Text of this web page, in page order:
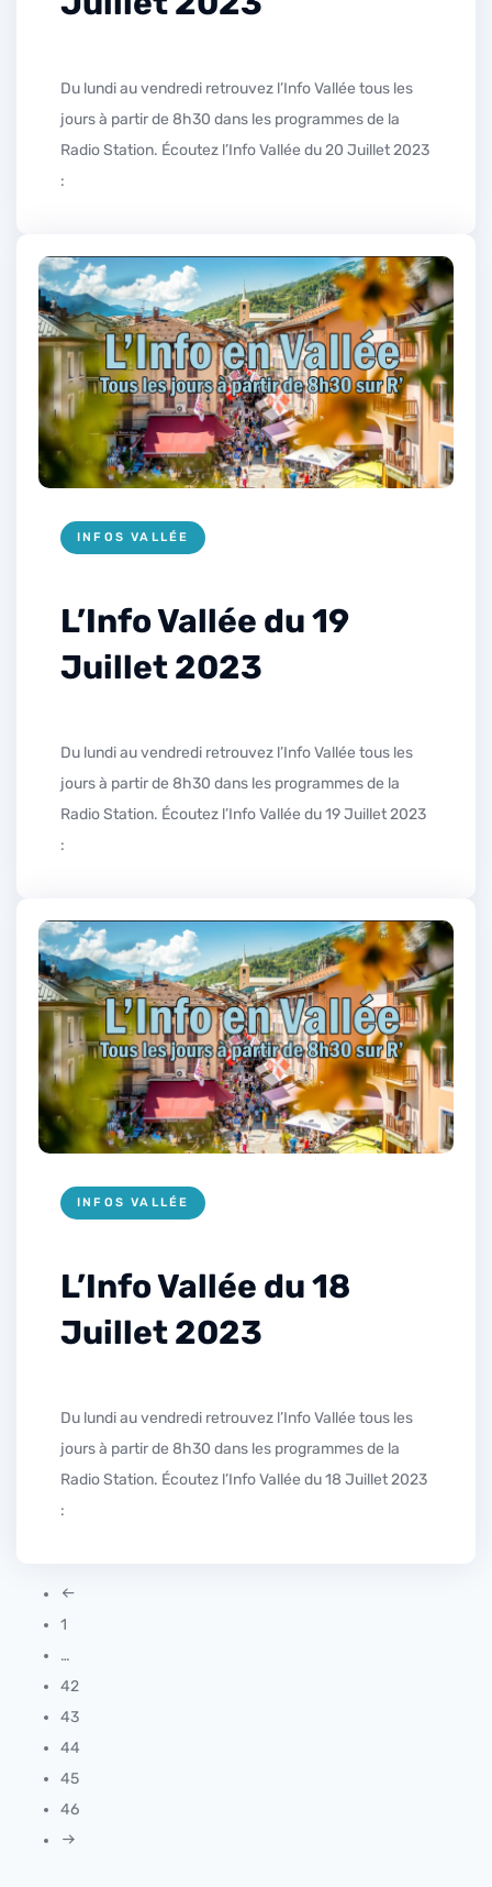
Du lundi au vendredi retrouvez l’Info Vallée tous les
jours à partir de 8h30 dans les programmes de la
Radio Station. Écoutez l’Info Vallée du 20 Juillet 2023
:
INFOS VALLÉE
L’Info Vallée du 19
Juillet 2023
Du lundi au vendredi retrouvez l’Info Vallée tous les
jours à partir de 8h30 dans les programmes de la
Radio Station. Écoutez l’Info Vallée du 19 Juillet 2023
:
INFOS VALLÉE
L’Info Vallée du 18
Juillet 2023
Du lundi au vendredi retrouvez l’Info Vallée tous les
jours à partir de 8h30 dans les programmes de la
Radio Station. Écoutez l’Info Vallée du 18 Juillet 2023
:
1
…
42
43
44
45
46